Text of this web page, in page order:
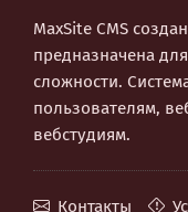
MaxSite CMS
предназначена
сложности.
пользователям,
вебстудиям.
Контакты